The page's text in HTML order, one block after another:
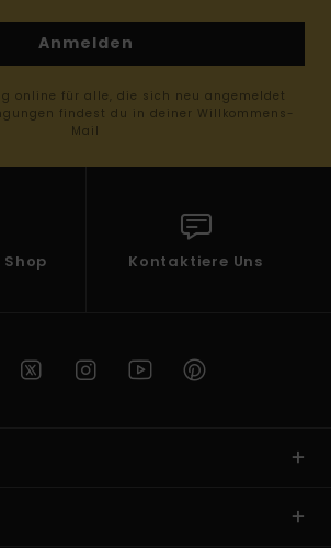
Anmelden
online für alle, die sich neu angemeldet
findest du in deiner Willkommens-
Mail
Shop Kontaktiere Uns